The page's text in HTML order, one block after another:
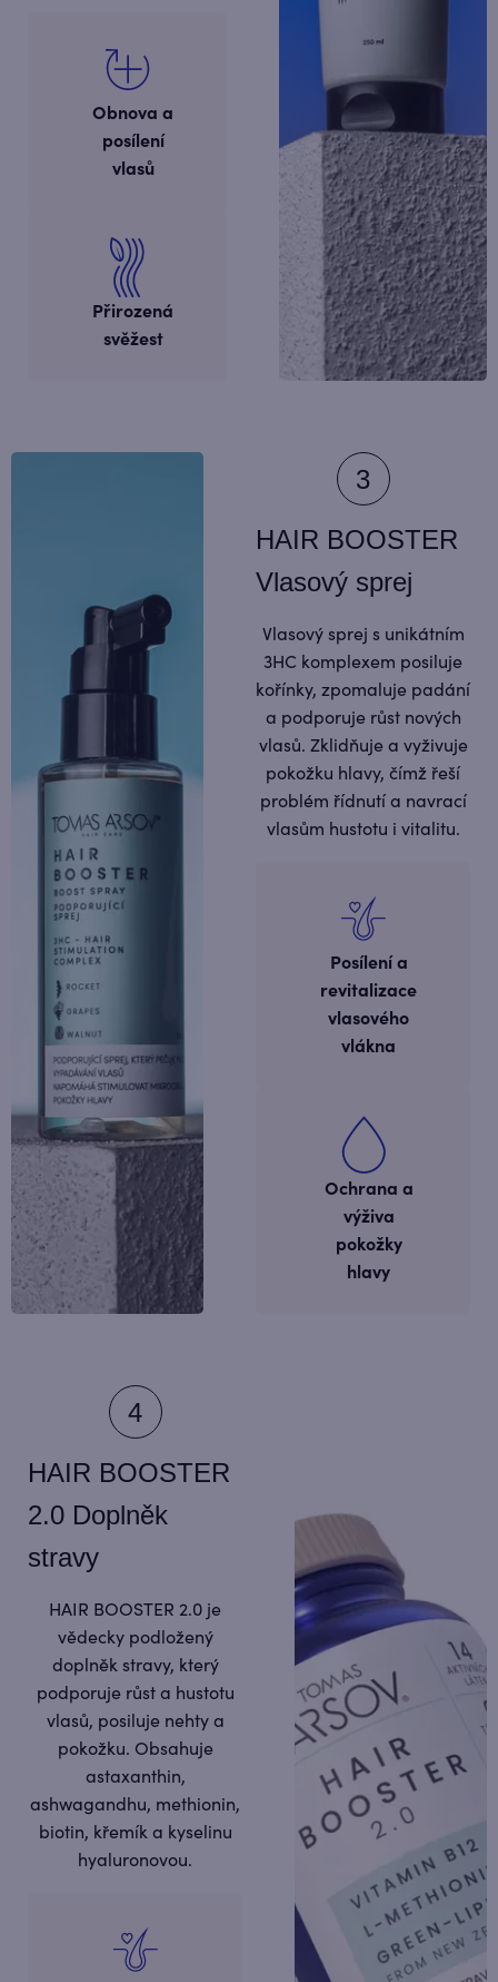
Obnova a
posílení
vlasů
Přirozená
svěžest
HAIR BOOSTER
Vlasový sprej
Posílení a
revitalizace
vlasového
vlákna
Ochrana a
výživa
pokožky
hlavy
Vlasový sprej s unikátním
3HC komplexem posiluje
kořínky, zpomaluje padání
a podporuje růst nových
vlasů. Zklidňuje a vyživuje
pokožku hlavy, čímž řeší
problém řídnutí a navrací
vlasům hustotu i vitalitu.
HAIR BOOSTER
2.0 Doplněk
stravy
HAIR BOOSTER 2.0 je
vědecky podložený
doplněk stravy, který
podporuje růst a hustotu
vlasů, posiluje nehty a
pokožku. Obsahuje
astaxanthin,
ashwagandhu, methionin,
biotin, křemík a kyselinu
hyaluronovou.